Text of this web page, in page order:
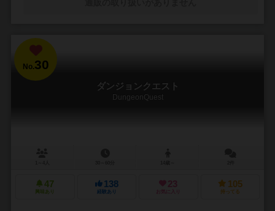
No.30
ダンジョンクエスト
DungeonQuest
47
興味あり
138
経験あり
23
お気に入り
105
持ってる